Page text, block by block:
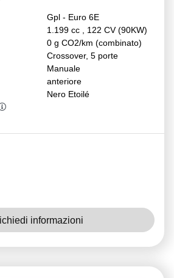
Gpl - Euro 6E
1.199 cc , 122 CV (90KW)
0 g CO2/km (combinato)
Crossover, 5 porte
Manuale
anteriore
Nero Etoilé
informazioni